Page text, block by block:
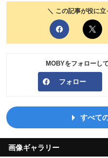
＼ この記事が役に
MOBYをフォローし
フォロー
すべて
画像ギャラリー